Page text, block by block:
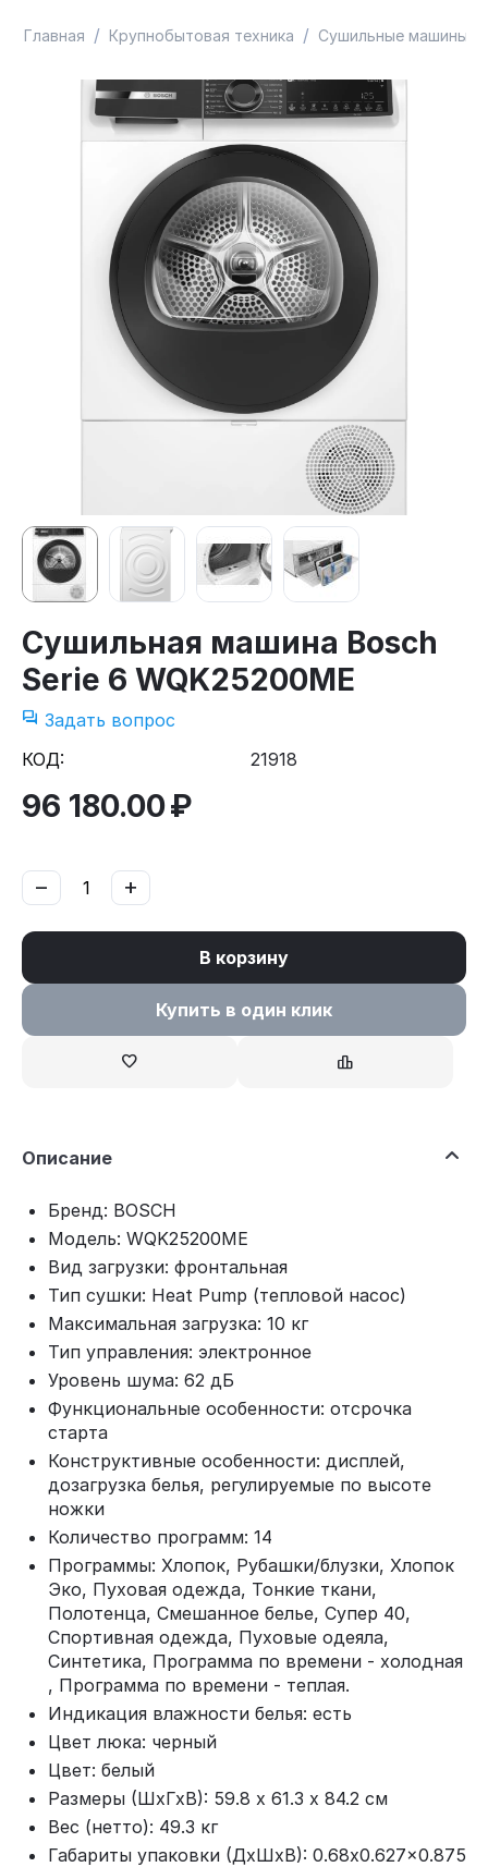
Главная / Крупнобытовая техника / Сушильные машины
Сушильная машина Bosch
Serie 6 WQK25200ME
Задать вопрос
КОД:
21918
96 180.00₽
+
−
В корзину
Купить в один клик
Описание
Бренд: BOSCH
Модель: WQK25200ME
Вид загрузки: фронтальная
Тип сушки: Heat Pump (тепловой насос)
Максимальная загрузка: 10 кг
Тип управления: электронное
Уровень шума: 62 дБ
Функциональные особенности: отсрочка
старта
Конструктивные особенности: дисплей,
дозагрузка белья, регулируемые по высоте
ножки
Количество программ: 14
Программы: Хлопок, Рубашки/блузки, Хлопок
Эко, Пуховая одежда, Тонкие ткани,
Полотенца, Смешанное белье, Супер 40,
Спортивная одежда, Пуховые одеяла,
Синтетика, Программа по времени - холодная
, Программа по времени - теплая.
Индикация влажности белья: есть
Цвет люка: черный
Цвет: белый
Размеры (ШхГхВ): 59.8 х 61.3 х 84.2 см
Вес (нетто): 49.3 кг
Габариты упаковки (ДхШхВ): 0.68x0.627x0.875